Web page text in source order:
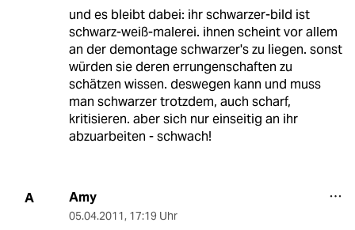
und es bleibt dabei: ihr schwarzer-bild ist
schwarz-weiß-malerei. ihnen scheint vor allem
an der demontage schwarzer's zu liegen. sonst
würden sie deren errungenschaften zu
schätzen wissen. deswegen kann und muss
man schwarzer trotzdem, auch scharf,
kritisieren. aber sich nur einseitig an ihr
abzuarbeiten - schwach!
A Amy
05.04.2011, 17:19 Uhr